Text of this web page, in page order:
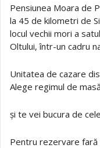
Pensiunea Moara de
la 45 de kilometri de
locul vechii mori a
Oltului, într-un cadru
Unitatea de cazare
Alege regimul de
și te vei bucura de
Pentru rezervare fară